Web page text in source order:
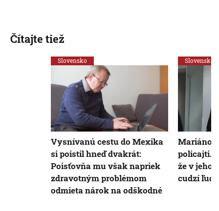
Čítajte tiež
Slovensko
Vysnívanú cestu do Mexika
si poistil hneď dvakrát:
Poisťovňa mu však napriek
zdravotným problémom
odmieta nárok na odškodné
Slovensko
policajti.
že v jeho
cudzí